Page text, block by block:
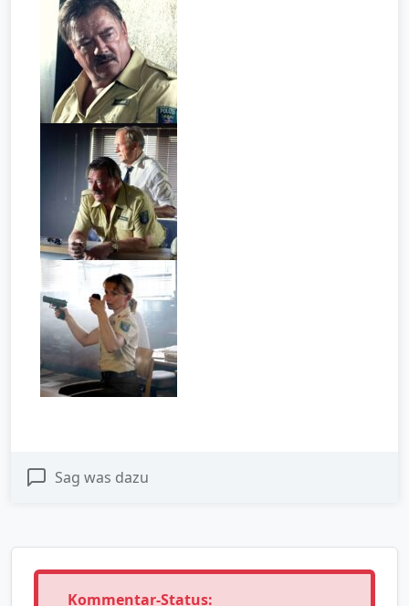
Sag was dazu
Kommentar-Status: